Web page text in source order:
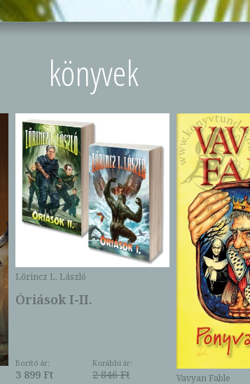
könyvek
Lőrincz L. László
Óriások I-II.
Borító ár:
3 899 Ft
Korábbi ár:
2 846 Ft Vavyan Fable